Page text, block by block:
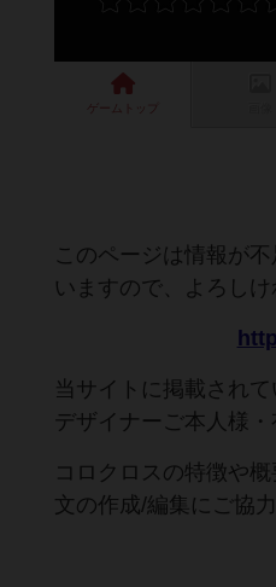
ゲーム
このページは情報が
いますので、よろし
当サイトに掲載され
デザイナーご本人様
コロクロスの特徴や
文の作成/編集にご協